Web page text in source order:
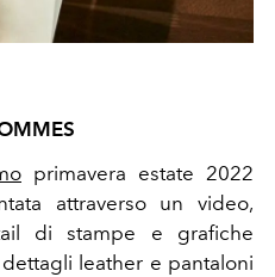
primavera estate 2022
attraverso un video,
di stampe e grafiche
leather e pantaloni